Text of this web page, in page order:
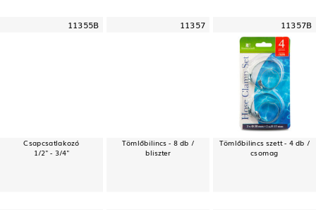
11355B
Csapcsatlakozó
1/2" - 3/4"
11357
Tömlőbilincs - 8 db /
bliszter
11357B
Tömlőbilincs szett - 4 db /
csomag